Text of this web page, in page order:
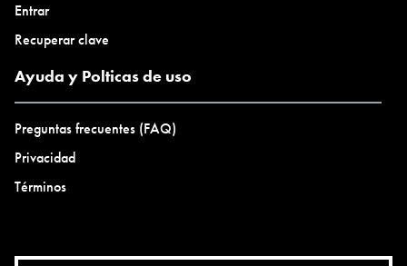
Entrar
Recuperar clave
Ayuda y Polticas de uso
Preguntas frecuentes (FAQ)
Privacidad
Términos